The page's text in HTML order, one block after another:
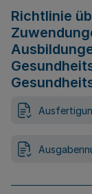
Richtlinie